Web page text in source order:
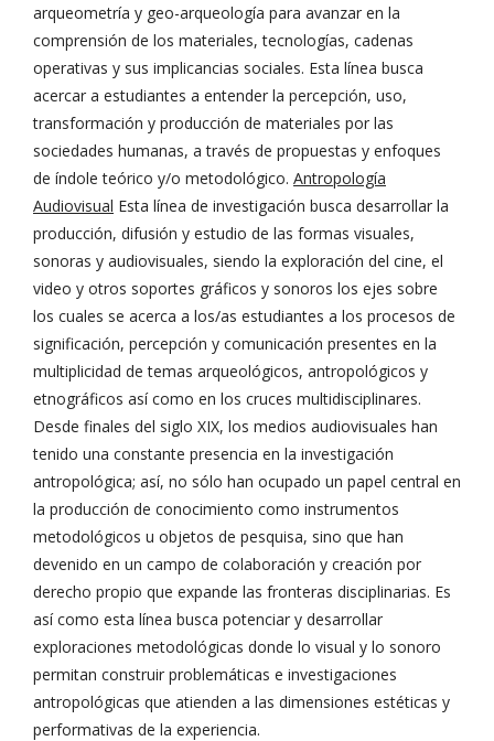
arqueometría y geo-arqueología para avanzar en la
comprensión de los materiales, tecnologías, cadenas
operativas y sus implicancias sociales. Esta línea busca
acercar a estudiantes a entender la percepción, uso,
transformación y producción de materiales por las
sociedades humanas, a través de propuestas y enfoques
de índole teórico y/o metodológico. Antropología
Audiovisual Esta línea de investigación busca desarrollar la
producción, difusión y estudio de las formas visuales,
sonoras y audiovisuales, siendo la exploración del cine, el
video y otros soportes gráficos y sonoros los ejes sobre
los cuales se acerca a los/as estudiantes a los procesos de
significación, percepción y comunicación presentes en la
multiplicidad de temas arqueológicos, antropológicos y
etnográficos así como en los cruces multidisciplinares.
Desde finales del siglo XIX, los medios audiovisuales han
tenido una constante presencia en la investigación
antropológica; así, no sólo han ocupado un papel central en
la producción de conocimiento como instrumentos
metodológicos u objetos de pesquisa, sino que han
devenido en un campo de colaboración y creación por
derecho propio que expande las fronteras disciplinarias. Es
así como esta línea busca potenciar y desarrollar
exploraciones metodológicas donde lo visual y lo sonoro
permitan construir problemáticas e investigaciones
antropológicas que atienden a las dimensiones estéticas y
performativas de la experiencia.